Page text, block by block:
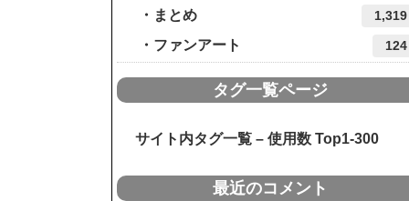
まとめ 1,319
ファンアート 124
タグ一覧ページ
サイト内タグ一覧 – 使用数 Top1-300
最近のコメント